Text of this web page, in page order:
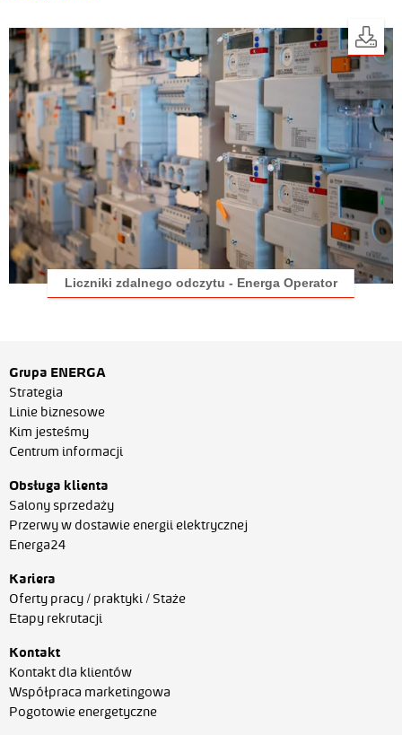
Liczniki zdalnego odczytu - Energa Operator
Grupa ENERGA
Strategia
Linie biznesowe
Kim jesteśmy
Centrum informacji
Obsługa klienta
Salony sprzedaży
Przerwy w dostawie energii elektrycznej
Energa24
Kariera
Oferty pracy / praktyki / Staże
Etapy rekrutacji
Kontakt
Kontakt dla klientów
Współpraca marketingowa
Pogotowie energetyczne